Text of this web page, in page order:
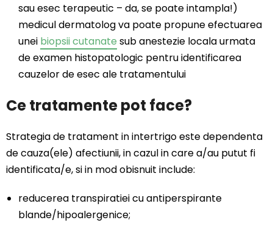
sau esec terapeutic – da, se poate intampla!)
medicul dermatolog va poate propune efectuarea
unei biopsii cutanate sub anestezie locala urmata
de examen histopatologic pentru identificarea
cauzelor de esec ale tratamentului
Ce tratamente pot face?
Strategia de tratament in intertrigo este dependenta
de cauza(ele) afectiunii, in cazul in care a/au putut fi
identificata/e, si in mod obisnuit include:
reducerea transpiratiei cu antiperspirante
blande/hipoalergenice;